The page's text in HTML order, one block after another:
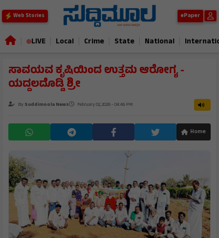
Web Stories ePaper
LIVE Local Crime State National
ಸಾವಯವ ಕೃಷಿಯಿಂದ ಉತ್ತಮ ಆರೋಗ್ಯ -
ಯದ್ದಲದೊಡ್ಡಿ ಶ್ರೀ
BySuddimoola News February 02, 2026 - 04:46 PM
Home